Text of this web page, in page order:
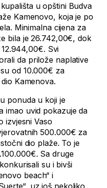
u opštini Budva
Kamenovo, koja je po
Minimalna cijena za
bila je 26.742,00€, dok
Svi
da prilože naplative
od 10.000€ za
Kamenova.
ponuda u koji je
imao uvid pokazuje da
izvjesni Vaso
500.000€ za
dio plaže. To je
Sa druge
su i bivši
beach“ i
uz još nekoliko